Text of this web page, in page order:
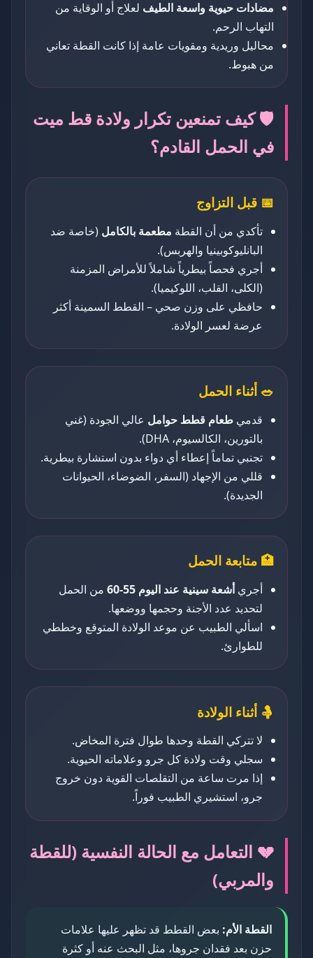
مضادات حيوية واسعة الطيف لعلاج أو الوقاية من
التهاب الرحم.
محاليل وريدية ومقويات عامة إذا كانت القطة تعاني
من هبوط.
🛡️ كيف تمنعين تكرار ولادة قط ميت
في الحمل القادم؟
📅 قبل التزاوج
تأكدي من أن القطة مطعمة بالكامل (خاصة ضد
البانليوكوبينيا والهربس).
أجري فحصاً بيطرياً شاملاً للأمراض المزمنة
(الكلى، القلب، اللوكيميا).
حافظي على وزن صحي – القطط السمينة أكثر
عرضة لعسر الولادة.
🥗 أثناء الحمل
قدميطعام قطط حوامل عالي الجودة (غني
بالتورين، الكالسيوم، DHA).
تجنبي تماماً إعطاء أي دواء بدون استشارة بيطرية.
قللي من الإجهاد (السفر، الضوضاء، الحيوانات
الجديدة).
🏥 متابعة الحمل
أجريأشعة سينية عند اليوم 55-60
من الحمل
لتحديد عدد الأجنة وحجمها ووضعها.
اسألي الطبيب عن موعد الولادة المتوقع وخططي
للطوارئ.
🤱 أثناء الولادة
لا تتركي القطة وحدها طوال فترة المخاض.
سجلي وقت ولادة كل جرو وعلاماته الحيوية.
إذا مرت ساعة من التقلصات القوية دون خروج
جرو، استشيري الطبيب فوراً.
💔 التعامل مع الحالة النفسية (للقطة
والمربي)
القطة الأم: بعض القطط قد تظهر عليها علامات
حزن بعد فقدان جروها، مثل البحث عنه أو كثرة